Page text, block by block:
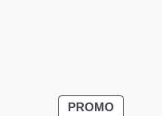
PROMO